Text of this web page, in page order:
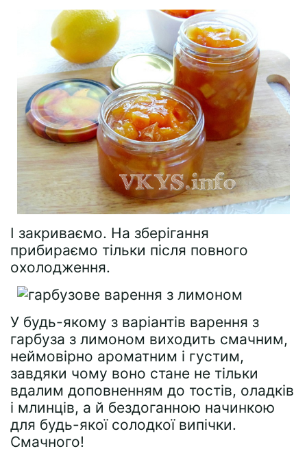
І закриваємо. На зберігання
прибираємо тільки після повного
охолодження.
У будь-якому з варіантів варення з
гарбуза з лимоном виходить смачним,
неймовірно ароматним і густим,
завдяки чому воно стане не тільки
вдалим доповненням до тостів, оладків
і млинців, а й бездоганною начинкою
для будь-якої солодкої випічки.
Смачного!